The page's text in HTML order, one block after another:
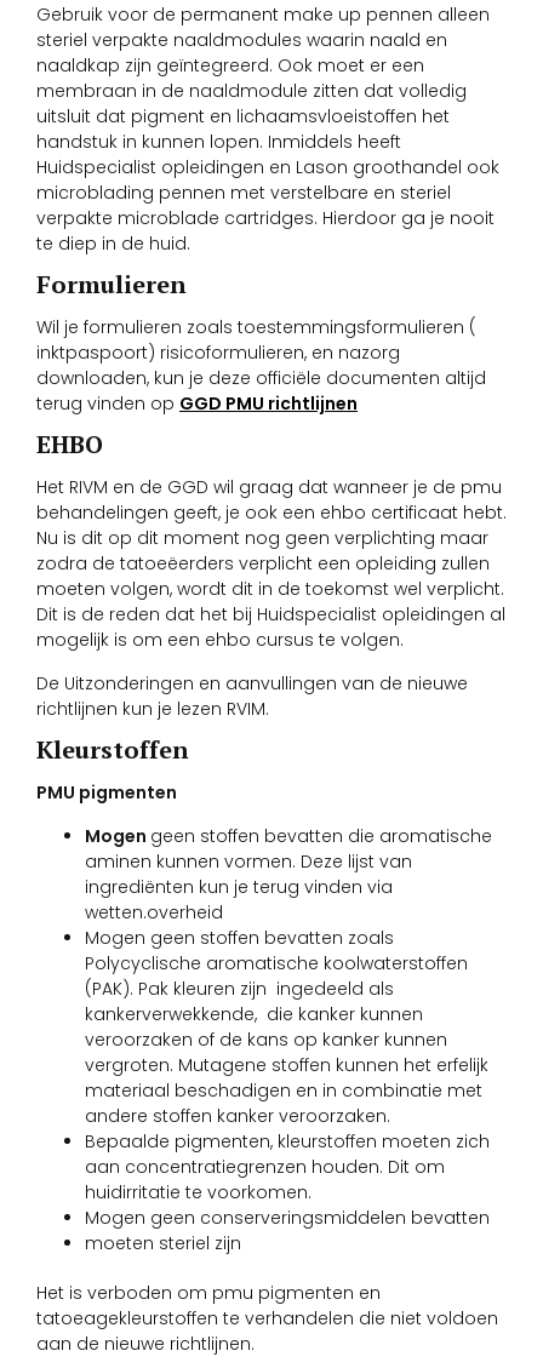
Gebruik voor de permanent make up pennen alleen
steriel verpakte naaldmodules waarin naald en
naaldkap zijn geïntegreerd. Ook moet er een
membraan in de naaldmodule zitten dat volledig
uitsluit dat pigment en lichaamsvloeistoffen het
handstuk in kunnen lopen. Inmiddels heeft
Huidspecialist opleidingen en Lason groothandel ook
microblading pennen met verstelbare en steriel
verpakte microblade cartridges. Hierdoor ga je nooit
te diep in de huid.
Formulieren
Wil je formulieren zoals toestemmingsformulieren (
inktpaspoort) risicoformulieren, en nazorg
downloaden, kun je deze officiële documenten altijd
terug vinden op GGD PMU richtlijnen
EHBO
Het RIVM en de GGD wil graag dat wanneer je de pmu
behandelingen geeft, je ook een ehbo certificaat hebt.
Nu is dit op dit moment nog geen verplichting maar
zodra de tatoeëerders verplicht een opleiding zullen
moeten volgen, wordt dit in de toekomst wel verplicht.
Dit is de reden dat het bij Huidspecialist opleidingen al
mogelijk is om een ehbo cursus te volgen.
De Uitzonderingen en aanvullingen van de nieuwe
richtlijnen kun je lezen RVIM.
Kleurstoffen
PMU pigmenten
Mogen geen stoffen bevatten die aromatische
aminen kunnen vormen. Deze lijst van
ingrediënten kun je terug vinden via
wetten.overheid
Mogen geen stoffen bevatten zoals
Polycyclische aromatische koolwaterstoffen
(PAK). Pak kleuren zijn ingedeeld als
kankerverwekkende, die kanker kunnen
veroorzaken of de kans op kanker kunnen
vergroten. Mutagene stoffen kunnen het erfelijk
materiaal beschadigen en in combinatie met
andere stoffen kanker veroorzaken.
Bepaalde pigmenten, kleurstoffen moeten zich
aan concentratiegrenzen houden. Dit om
huidirritatie te voorkomen.
Mogen geen conserveringsmiddelen bevatten
moeten steriel zijn
Het is verboden om pmu pigmenten en
tatoeagekleurstoffen te verhandelen die niet voldoen
aan de nieuwe richtlijnen.